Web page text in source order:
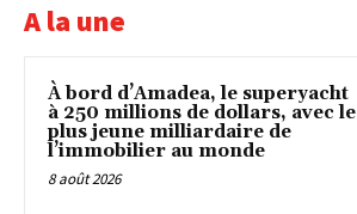
A la une
À bord d’Amadea, le superyacht
à 250 millions de dollars, avec le
plus jeune milliardaire de
l’immobilier au monde
8 août 2026